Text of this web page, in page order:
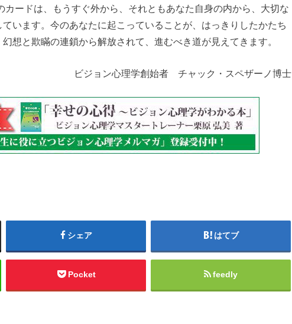
カードは、もうすぐ外から、それともあなた自身の内から、大切な
います。今のあなたに起こっていることが、はっきりしたかたち
想と欺瞞の連鎖から解放されて、進むべき道が見えてきます。
ビジョン心理学創始者 チャック・スペザーノ博士
シェア はてブ
Pocket feedly